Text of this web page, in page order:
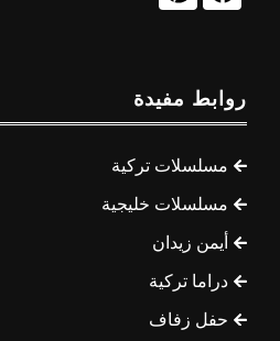
روابط مفيدة
مسلسلات تركية
مسلسلات خليجية
أيمن زيدان
دراما تركية
حفل زفاف